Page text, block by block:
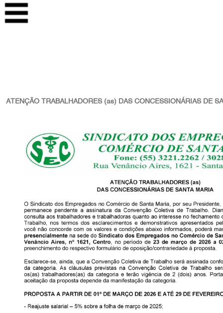
ATENÇÃO TRABALHADORES (as) DAS CONCESSIONÁRIAS DE